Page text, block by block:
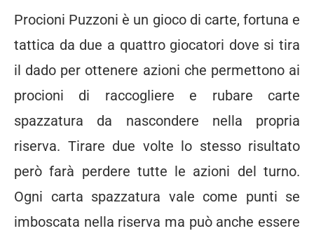
Procioni Puzzoni è un gioco di carte, fortuna e
tattica da due a quattro giocatori dove si tira
il dado per ottenere azioni che permettono ai
procioni di raccogliere e rubare carte
spazzatura da nascondere nella propria
riserva. Tirare due volte lo stesso risultato
però farà perdere tutte le azioni del turno.
Ogni carta spazzatura vale come punti se
imboscata nella riserva ma può anche essere